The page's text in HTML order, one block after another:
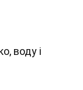
воду і